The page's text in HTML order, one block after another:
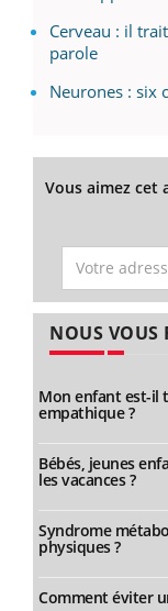
Cerveau : il
parole
Neurones : six
Vous aimez cet
NOUS VOUS
Mon enfant est-il
empathique ?
Bébés, jeunes
les vacances ?
Syndrome
physiques ?
Comment éviter